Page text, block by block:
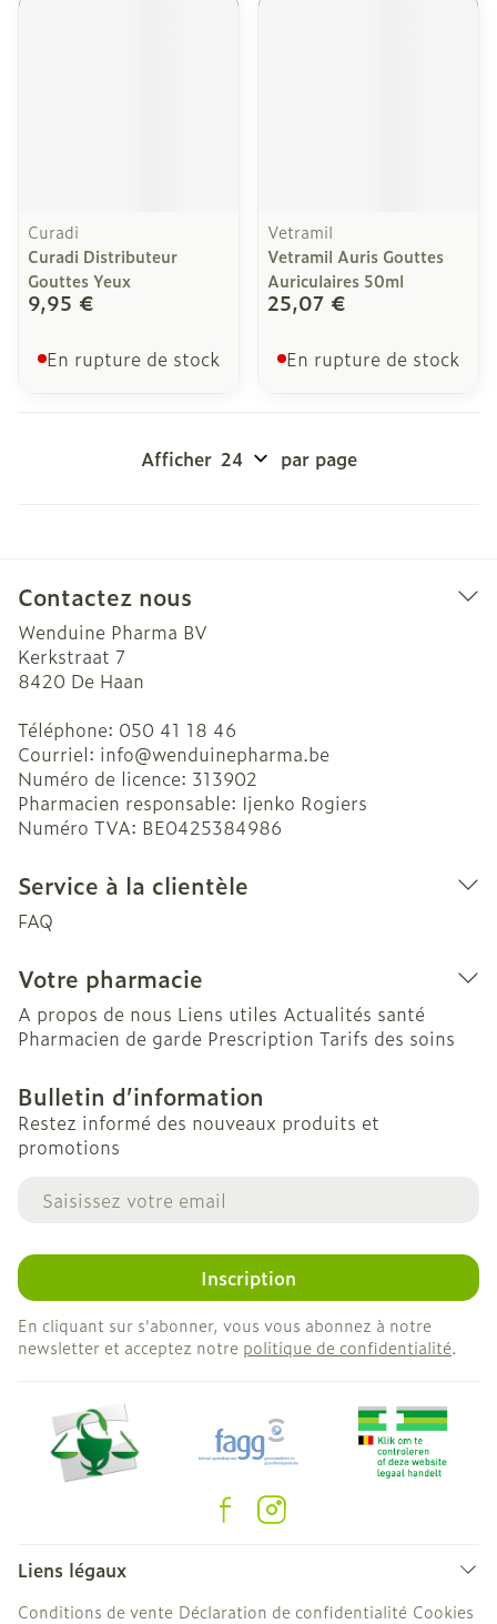
Curadi
Curadi Distributeur
Gouttes Yeux
9,95 €
En rupture de stock
Vetramil
Vetramil Auris Gouttes
Auriculaires 50ml
25,07 €
En rupture de stock
Afficher par page
Contactez nous
Wenduine Pharma BV
Kerkstraat 7
8420 De Haan
Téléphone: 050 41 18 46
Courriel: info@wenduinepharma.be
Numéro de licence: 313902
Pharmacien responsable: Ijenko Rogiers
Numéro TVA: BE0425384986
Service à la clientèle
FAQ
Votre pharmacie
A propos de nous Liens utiles Actualités santé
Pharmacien de garde Prescription Tarifs des soins
Bulletin d’information
Restez informé des nouveaux produits et
promotions
Adresse mail
Inscription
En cliquant sur s'abonner, vous vous abonnez à notre
newsletter et acceptez notre politique de confidentialité.
Liens légaux
Conditions de vente Déclaration de confidentialité Cookies